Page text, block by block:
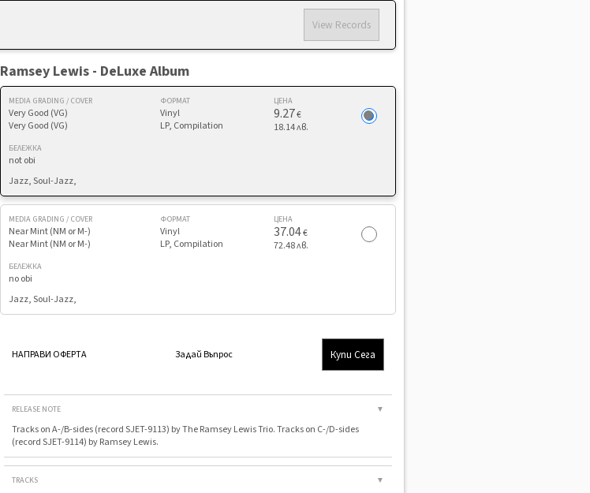
View Records
Ramsey Lewis - DeLuxe Album
MEDIA GRADING / COVER
Very Good (VG)
Very Good (VG)
ФОРМАТ
Vinyl
LP, Compilation
ЦЕНА
9.27€
18.14 лв.
БЕЛЕЖКА
not obi
Jazz, Soul-Jazz,
MEDIA GRADING / COVER
Near Mint (NM or M-)
Near Mint (NM or M-)
ФОРМАТ
Vinyl
LP, Compilation
ЦЕНА
37.04€
72.48 лв.
БЕЛЕЖКА
no obi
Jazz, Soul-Jazz,
НАПРАВИ ОФЕРТА Задай Въпрос Купи Сега
RELEASE NOTE ▼
Tracks on A-/B-sides (record SJET-9113) by The Ramsey Lewis Trio. Tracks on C-/D-sides
(record SJET-9114) by Ramsey Lewis.
TRACKS ▼